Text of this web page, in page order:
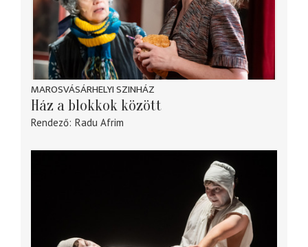
MAROSVÁSÁRHELYI SZINHÁZ
Ház a blokkok között
Rendező Radu Afrim